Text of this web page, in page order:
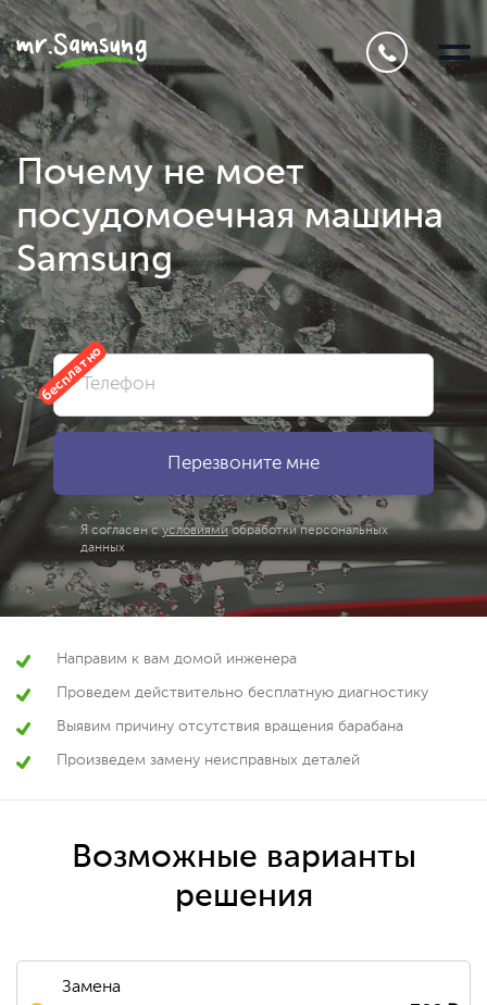
Почему не моет
посудомоечная машина
Samsung
бесплатно
Я согласен сусловиямиобработки персональных
данных
Направим к вам домой инженера
Проведем действительно бесплатную диагностику
Выявим причину отсутствия вращения барабана
Произведем замену неисправных деталей
Возможные варианты
решения
Замена